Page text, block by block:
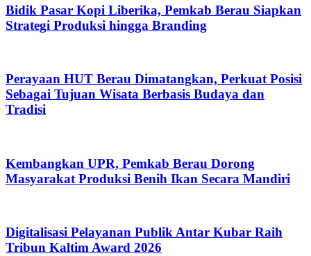
Bidik Pasar Kopi Liberika, Pemkab Berau Siapkan
Strategi Produksi hingga Branding
Perayaan HUT Berau Dimatangkan, Perkuat Posisi
Sebagai Tujuan Wisata Berbasis Budaya dan
Tradisi
Kembangkan UPR, Pemkab Berau Dorong
Masyarakat Produksi Benih Ikan Secara Mandiri
Digitalisasi Pelayanan Publik Antar Kubar Raih
Tribun Kaltim Award 2026